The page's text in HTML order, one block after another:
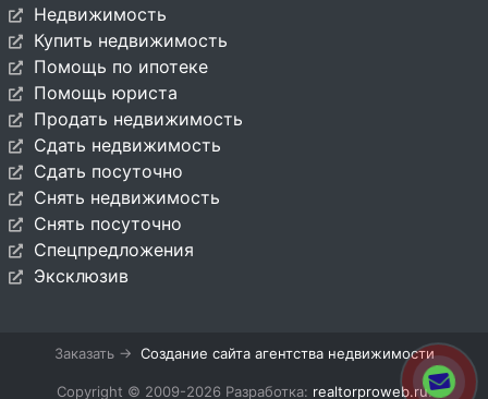
Недвижимость
Купить недвижимость
Помощь по ипотеке
Помощь юриста
Продать недвижимость
Сдать недвижимость
Сдать посуточно
Снять недвижимость
Снять посуточно
Спецпредложения
Эксклюзив
Заказать → Создание сайта агентства недвижимости
Copyright © 2009-2026 Разработка: realtorproweb.ru.